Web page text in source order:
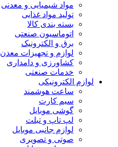
مواد شیمیایی و معدنی
تولید مواد غذایی
بسته بندی کالا
اتوماسیون صنعتی
برق و الکترونیک
لوازم و تجهیزات معدن
کشاورزی و دامداری
خدمات صنعتی
لوازم الکترونیکی
ساعت هوشمند
سیم کارت
گوشی موبایل
لپ تاپ و تبلت
لوازم جانبی موبایل
صوتی و تصویری